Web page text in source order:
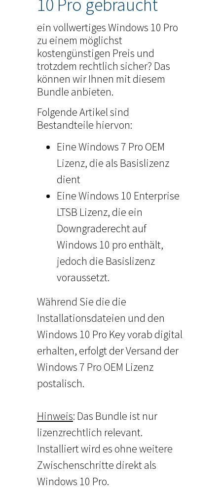
10 Pro gebraucht
ein vollwertiges Windows 10 Pro
zu einem möglichst
kostengünstigen Preis und
trotzdem rechtlich sicher? Das
können wir Ihnen mit diesem
Bundle anbieten.
Folgende Artikel sind
Bestandteile hiervon:
Eine Windows 7 Pro OEM
Lizenz, die als Basislizenz
dient
Eine Windows 10 Enterprise
LTSB Lizenz, die ein
Downgraderecht auf
Windows 10 pro enthält,
jedoch die Basislizenz
voraussetzt.
Während Sie die die
Installationsdateien und den
Windows 10 Pro Key vorab digital
erhalten, erfolgt der Versand der
Windows 7 Pro OEM Lizenz
postalisch.
Hinweis: Das Bundle ist nur
lizenzrechtlich relevant.
Installiert wird es ohne weitere
Zwischenschritte direkt als
Windows 10 Pro.